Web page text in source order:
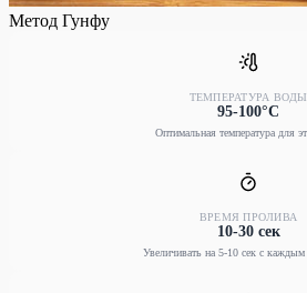
Метод Гунфу
ТЕМПЕРАТУРА ВОДЫ
95-100°C
Оптимальная температура для
ВРЕМЯ ПРОЛИВА
10-30 сек
Увеличивать на 5-10 сек с